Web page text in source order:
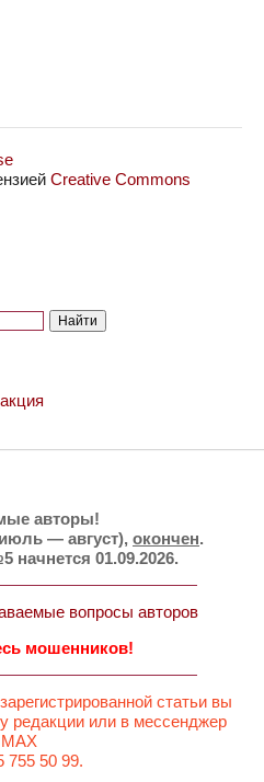
Creative Commons
авторы!
— август), окончен.
начнется 01.09.2026.
вопросы авторов
мошенников!
статьи вы
редакции или в мессенджер
MAX
755 50 99.